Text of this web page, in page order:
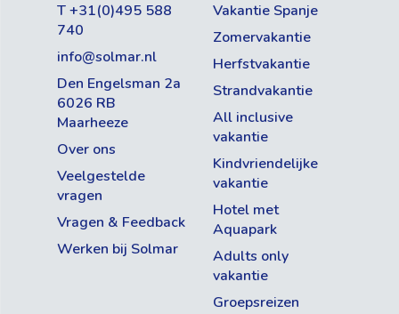
T +31(0)495 588
740
info@solmar.nl
Den Engelsman 2a
6026 RB
Maarheeze
Over ons
Veelgestelde
vragen
Vragen & Feedback
Werken bij Solmar
Vakantie Spanje
Zomervakantie
Herfstvakantie
Strandvakantie
All inclusive
vakantie
Kindvriendelijke
vakantie
Hotel met
Aquapark
Adults only
vakantie
Groepsreizen